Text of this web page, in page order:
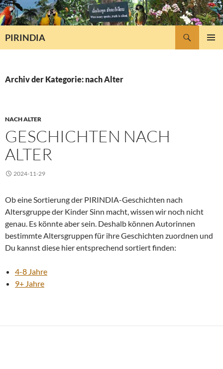
Zum
Inhalt
PIRINDIA
Archiv der Kategorie: nach Alter
NACH ALTER
GESCHICHTEN NACH
ALTER
2024-11-29
Ob eine Sortierung der PIRINDIA-Geschichten nach
Altersgruppe der Kinder Sinn macht, wissen wir noch nicht
genau. Es könnte aber sein. Deshalb können Autorinnen
bestimmte Altersgruppen für ihre Geschichten zuordnen und
Du kannst diese hier entsprechend sortiert finden:
4-8 Jahre
9+ Jahre